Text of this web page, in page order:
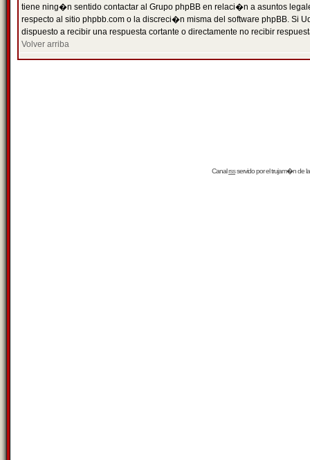
tiene ning�n sentido contactar al Grupo phpBB en relaci�n a asuntos
respecto al sitio phpbb.com o la discreci�n misma del software phpBB. Si
dispuesto a recibir una respuesta cortante o directamente no recibir
Volver arriba
Canalrssservido por eltrujam�nde